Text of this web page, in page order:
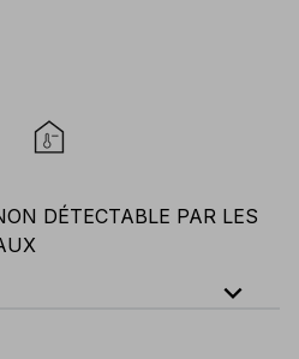
DÉTECTABLE PAR LES
expand_less